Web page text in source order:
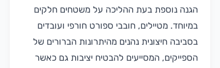
הגנה נוספת בעת ההליכה על משטחים חלקים
במיוחד. מטיילים, חובבי ספורט חורפי ועובדים
בסביבה חיצונית נהנים מהיתרונות הברורים של
הספייקים, המסייעים להבטיח יציבות גם כאשר